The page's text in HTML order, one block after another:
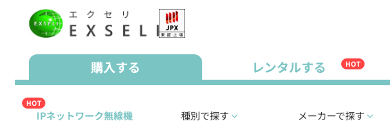
購入する レンタルする HOT
HOT
IPネットワーク無線機 種別で探す メーカーで探す